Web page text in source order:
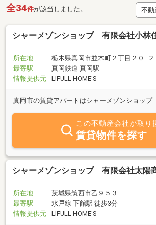
全34件が該当しました。
シャーメゾンショップ 有限会社小林
所在地
栃木県真岡市並木町２丁目２０−２
最寄駅
真岡鉄道 真岡駅
情報提供元
LIFULL HOME'S
真岡市の賃貸アパートはシャーメゾンショップ
この不動産会社が取り
賃貸物件を探す
シャーメゾンショップ 有限会社太陽
所在地
茨城県筑西市乙９５３
最寄駅
水戸線 下館駅 徒歩3分
情報提供元
LIFULL HOME'S